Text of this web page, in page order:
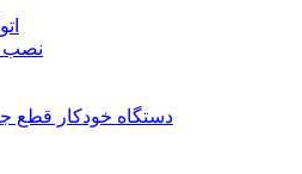
نصب
دستگاه خودکار قطع